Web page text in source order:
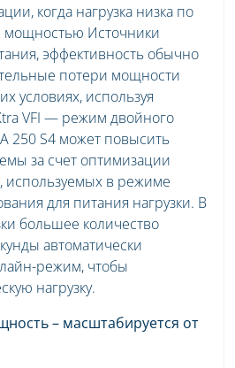
когда нагрузка низка по
Источники
эффективность обычно
потери мощности
условиях, используя
VFI — режим двойного
250 S4 может повысить
за счет оптимизации
используемых в режиме
для питания нагрузки. В
большее количество
автоматически
режим, чтобы
нагрузку.
– масштабируется от